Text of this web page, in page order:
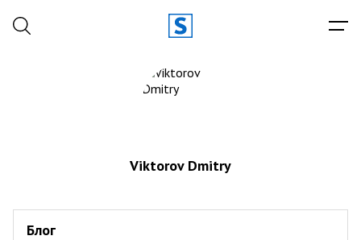
Viktorov Dmitry
Блог